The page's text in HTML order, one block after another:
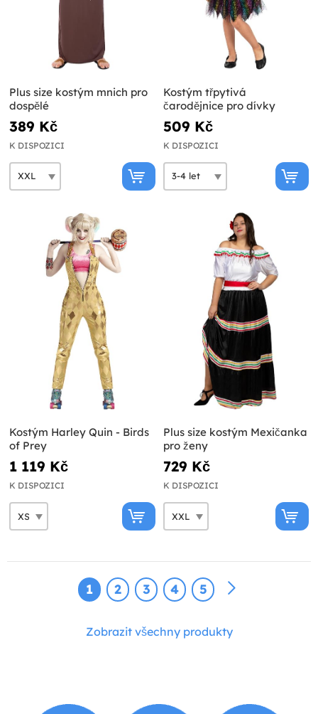
Plus size kostým mnich pro
dospělé
389 Kč
K DISPOZICI
Kostým třpytivá
čarodějnice pro dívky
509 Kč
K DISPOZICI
Kostým Harley Quin - Birds
of Prey
1 119 Kč
K DISPOZICI
Plus size kostým Mexičanka
pro ženy
729 Kč
K DISPOZICI
1 2 3 4 5
Zobrazit všechny produkty